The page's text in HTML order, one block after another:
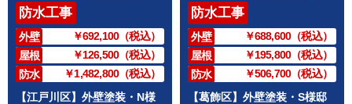
防水工事
外壁
￥692,100（税込）
屋根
￥126,500（税込）
防水
￥1,482,800（税込）
【江戸川区】外壁塗装・N様
防水工事
外壁
￥688,600（税込）
屋根
￥195,800（税込）
防水
￥506,700（税込）
【葛飾区】外壁塗装・S様邸